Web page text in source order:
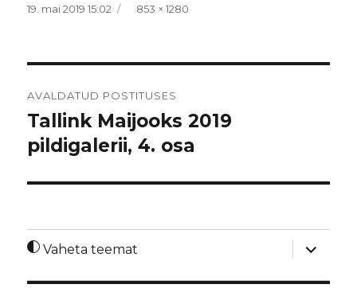
Postitatud
19. mai 2019 15:02 Täissuurus
853 × 1280
AVALDATUD POSTITUSES
Tallink Maijooks 2019
pildigalerii, 4. osa
Vaheta teemat
laienda